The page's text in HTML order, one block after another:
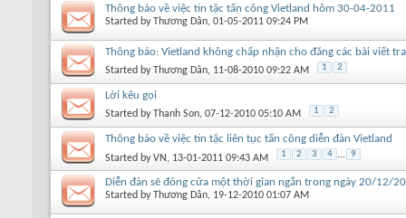
Thông báo về việc tin tặc tấn công Vietland hôm 30-04-2011
Started byThương Dân, 01-05-2011 09:24 PM
Thông báo: Vietland không chấp nhận cho đăng các bài viết
Started byThương Dân, 11-08-2010 09:22 AM 1 2
Lời kêu gọi
Started byThanh Son, 07-12-2010 05:10 AM 1 2
Thông báo về việc tin tặc liên tục tấn công diễn đàn Vietland
Started byVN , 13-01-2011 09:43 AM 1 2 3 4 ... 9
Diễn đàn sẽ đóng cửa một thời gian ngắn trong ngày 20/12/
Started byThương Dân, 19-12-2010 01:07 AM